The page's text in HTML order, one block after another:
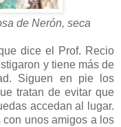
de Nerón, seca
dice el Prof. Recio
y tiene más de
Siguen en pie los
tratan de evitar que
accedan al lugar.
unos amigos a los